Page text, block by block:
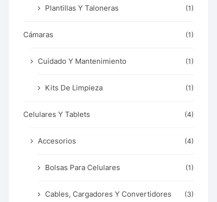
Plantillas Y Taloneras (1)
Cámaras (1)
Cuidado Y Mantenimiento (1)
Kits De Limpieza (1)
Celulares Y Tablets (4)
Accesorios (4)
Bolsas Para Celulares (1)
Cables, Cargadores Y Convertidores (3)